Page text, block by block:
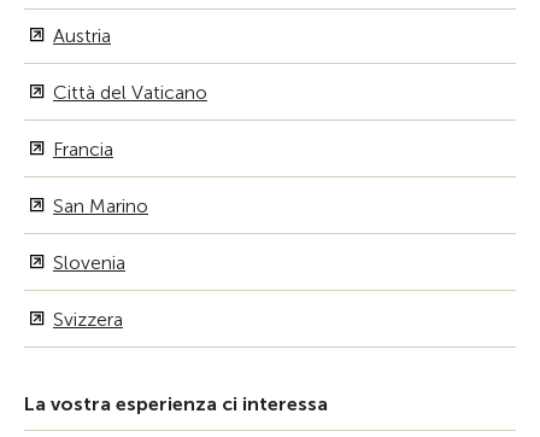
Austria
Città del Vaticano
Francia
San Marino
Slovenia
Svizzera
La vostra esperienza ci interessa